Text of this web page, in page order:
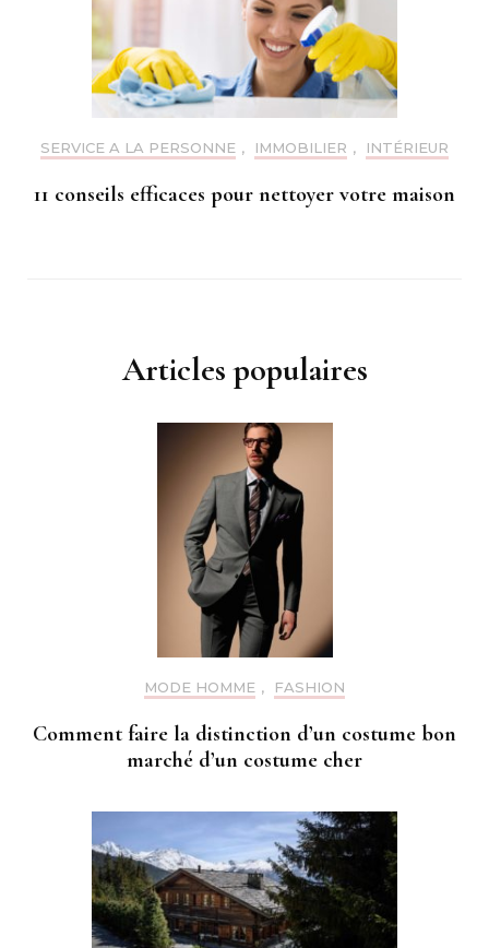
SERVICE A LA PERSONNE , IMMOBILIER , INTÉRIEUR
11 conseils efficaces pour nettoyer votre maison
Articles populaires
MODE HOMME , FASHION
Comment faire la distinction d’un costume bon
marché d’un costume cher